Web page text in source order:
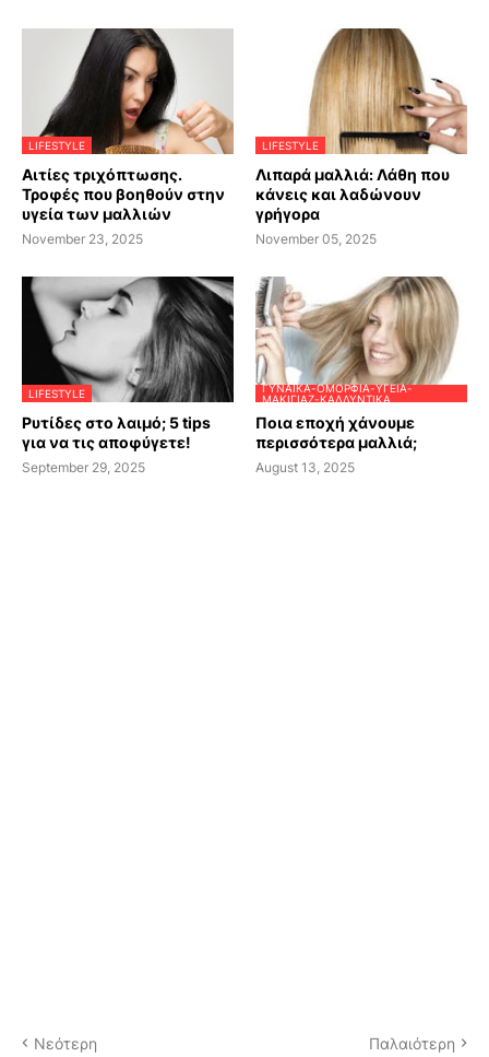
LIFESTYLE
Αιτίες τριχόπτωσης.
Τροφές που βοηθούν στην
υγεία των μαλλιών
November 23, 2025
LIFESTYLE
Λιπαρά μαλλιά: Λάθη που
κάνεις και λαδώνουν
γρήγορα
November 05, 2025
LIFESTYLE
Ρυτίδες στο λαιμό; 5 tips
για να τις αποφύγετε!
September 29, 2025
ΓΥΝΑΊΚΑ-ΟΜΟΡΦΙΆ-ΥΓΕΊΑ-
ΜΑΚΙΓΙΆΖ-ΚΑΛΛΥΝΤΙΚΆ
Ποια εποχή χάνουμε
περισσότερα μαλλιά;
August 13, 2025
Νεότερη Παλαιότερη